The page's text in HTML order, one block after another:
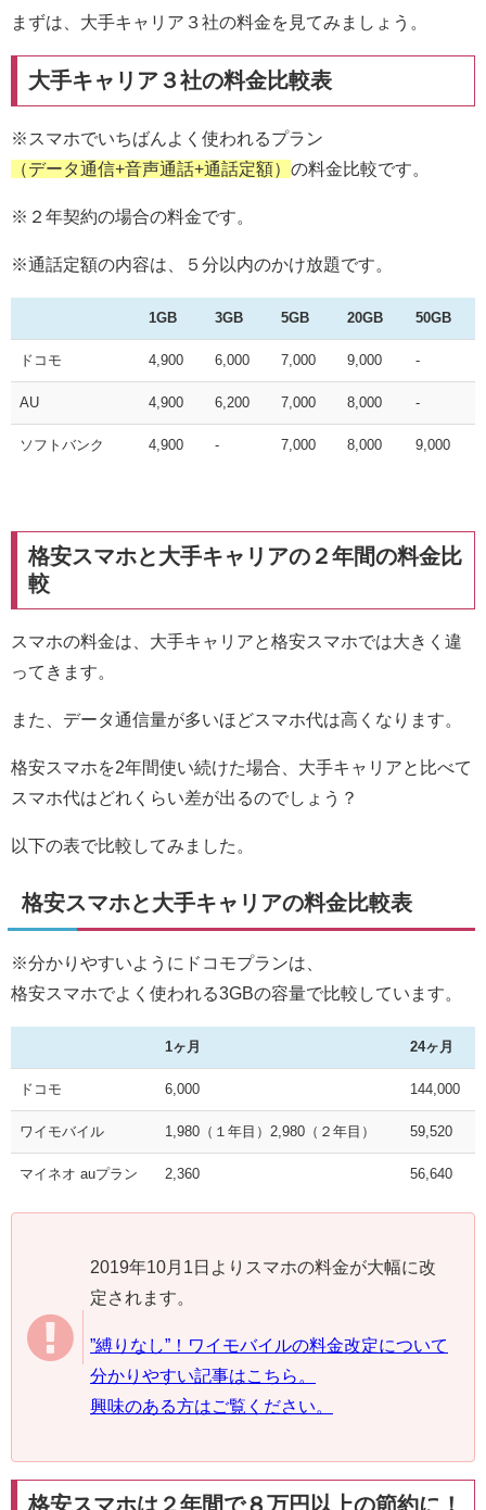
まずは、大手キャリア３社の料金を見てみましょう。
大手キャリア３社の料金比較表
※スマホでいちばんよく使われるプラン
（データ通信+音声通話+通話定額） の料金比較です。
※２年契約の場合の料金です。
※通話定額の内容は、５分以内のかけ放題です。
1GB 3GB 5GB 20GB 50GB
ドコモ 4,900 6,000 7,000 9,000 -
AU 4,900 6,200 7,000 8,000 -
ソフトバンク 4,900 - 7,000 8,000 9,000
格安スマホと大手キャリアの２年間の料金比
較
スマホの料金は、大手キャリアと格安スマホでは大きく違
ってきます。
また、データ通信量が多いほどスマホ代は高くなります。
格安スマホを2年間使い続けた場合、大手キャリアと比べて
スマホ代はどれくらい差が出るのでしょう？
以下の表で比較してみました。
格安スマホと大手キャリアの料金比較表
※分かりやすいようにドコモプランは、
格安スマホでよく使われる3GBの容量で比較しています。
1ヶ月 24ヶ月
ドコモ 6,000 144,000
ワイモバイル 1,980（１年目）2,980（２年目） 59,520
マイネオ auプラン 2,360 56,640
2019年10月1日よりスマホの料金が大幅に改
定されます。
”縛りなし”！ワイモバイルの料金改定について
分かりやすい記事はこちら。
興味のある方はご覧ください。
格安スマホは２年間で８万円以上の節約に！